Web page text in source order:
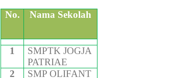
No. Nama Sekolah
1
SMPTK JOGJA
PATRIAE
2
SMP OLIFANT